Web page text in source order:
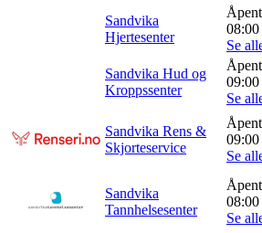
Sandvika
Hjertesenter
Se
Sandvika Hud og
Kroppssenter
Se
Sandvika Rens &
Skjorteservice
Se
Sandvika
Tannhelsesenter
Se